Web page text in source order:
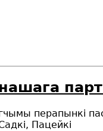
перапынкi
Пацейкі